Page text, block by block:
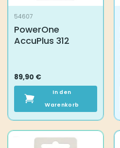
54607
PowerOne
AccuPlus 312
89,90 €
In den
Warenkorb